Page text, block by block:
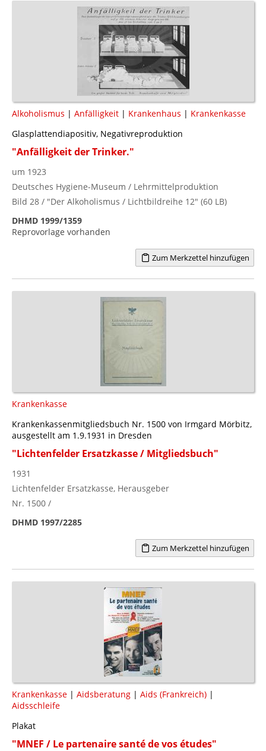
Alkoholismus | Anfälligkeit | Krankenhaus | Krankenkasse
Glasplattendiapositiv, Negativreproduktion
"Anfälligkeit der Trinker."
um 1923
Deutsches Hygiene-Museum / Lehrmittelproduktion
Bild 28 / "Der Alkoholismus / Lichtbildreihe 12" (60 LB)
DHMD 1999/1359
Reprovorlage vorhanden
Zum Merkzettel hinzufügen
Krankenkasse
Krankenkassenmitgliedsbuch Nr. 1500 von Irmgard Mörbitz,
ausgestellt am 1.9.1931 in Dresden
"Lichtenfelder Ersatzkasse / Mitgliedsbuch"
1931
Lichtenfelder Ersatzkasse, Herausgeber
Nr. 1500 /
DHMD 1997/2285
Zum Merkzettel hinzufügen
Krankenkasse | Aidsberatung | Aids (Frankreich) |
Aidsschleife
Plakat
"MNEF / Le partenaire santé de vos études"